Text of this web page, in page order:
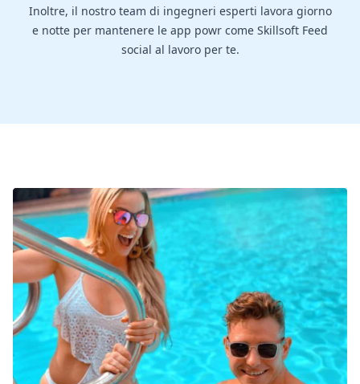
Inoltre, il nostro team di ingegneri esperti lavora giorno
e notte per mantenere le app powr come Skillsoft Feed
social al lavoro per te.